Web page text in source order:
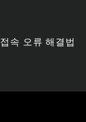
접속 오류 해결법